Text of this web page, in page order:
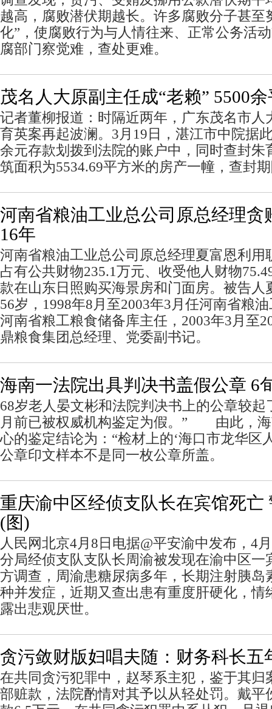
越高，腐败潜伏期越长。许多腐败分子甚至
化”，使腐败行为与人情往来、正常公务活
腐部门察觉难，查处更难。
茂名人大原副主任成“老赖” 5500
记者董柳报道：时隔近两年，广东茂名市人
育英案再起波澜。3月19日，湛江市中院据
余元存款划拨到法院的账户中，同时查封朱
筑面积为5534.69平方米的房产一幢，查封
河南省粮油工业总公司原总经理贪
16年
河南省粮油工业总公司原总经理夏富恩利用
占有公共财物235.1万元、收受他人财物
款在山东日照购买海景房和门面房。被告人
56岁，1998年8月至2003年3月任河南省粮
河南省粮工粮食储备库主任，2003年3月至
鼎粮食集团总经理、党委副书记。
海南一法院出具判决书盖假公章 6
68岁老人晏文彬和法院判决书上的公章较起
月前已被权威机构鉴定为假。” 由此，海
心的鉴定结论为：“检材上的‘海口市龙华区
公章印文样本不是同一枚公章所盖。
重庆渝中区经侦支队长在宾馆死亡
(图)
人民网北京4月8日电据@平安渝中发布，4
分局经侦支队支队长周渝被发现在渝中区一
方调查，周渝患糖尿病多年，长期注射胰岛
种并发症，近期又查出患有重度肝硬化，情
露出悲观厌世。
贪污敛财版妇唱夫随：财务科长五
在共同贪污犯罪中，赵琴系主犯，鉴于其归
部赃款，法院酌情对其予以从轻处罚。戴平